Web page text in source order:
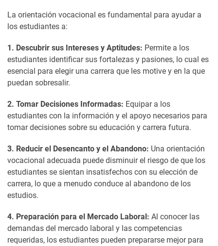
La orientación vocacional es fundamental para ayudar a
los estudiantes a:
1. Descubrir sus Intereses y Aptitudes: Permite a los
estudiantes identificar sus fortalezas y pasiones, lo cual es
esencial para elegir una carrera que les motive y en la que
puedan sobresalir.
2. Tomar Decisiones Informadas: Equipar a los
estudiantes con la información y el apoyo necesarios para
tomar decisiones sobre su educación y carrera futura.
3. Reducir el Desencanto y el Abandono: Una orientación
vocacional adecuada puede disminuir el riesgo de que los
estudiantes se sientan insatisfechos con su elección de
carrera, lo que a menudo conduce al abandono de los
estudios.
4. Preparación para el Mercado Laboral: Al conocer las
demandas del mercado laboral y las competencias
requeridas, los estudiantes pueden prepararse mejor para